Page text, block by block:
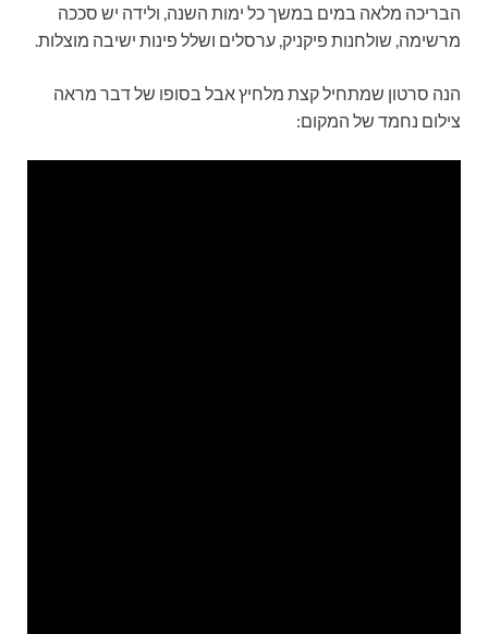
הבריכה מלאה במים במשך כל ימות השנה, ולידה יש סככה
מרשימה, שולחנות פיקניק, ערסלים ושלל פינות ישיבה מוצלות.
הנה סרטון שמתחיל קצת מלחיץ אבל בסופו של דבר מראה
צילום נחמד של המקום: